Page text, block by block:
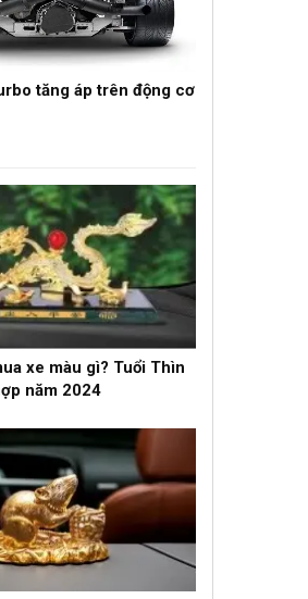
tăng áp trên động cơ
xe màu gì? Tuổi Thìn
năm 2024